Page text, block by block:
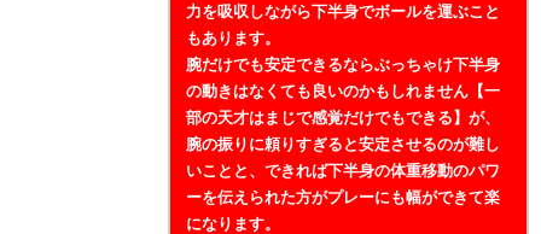
力を吸収しながら下半身でボールを運ぶこと
もあります。
腕だけでも安定できるならぶっちゃけ下半身
の動きはなくても良いのかもしれません【一
部の天才はまじで感覚だけでもできる】が、
腕の振りに頼りすぎると安定させるのが難し
いことと、できれば下半身の体重移動のパワ
ーを伝えられた方がプレーにも幅ができて楽
になります。